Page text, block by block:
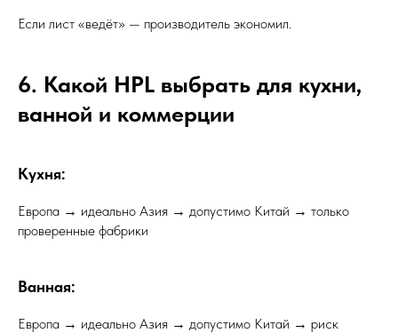
Если лист «ведёт» — производитель экономил.
6. Какой HPL выбрать для кухни,
ванной и коммерции
Кухня:
Европа → идеально Азия → допустимо Китай → только
проверенные фабрики
Ванная:
Европа → идеально Азия → допустимо Китай → риск